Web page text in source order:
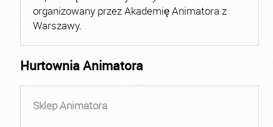
organizowany przez Akademię Animatora z
Warszawy.
Hurtownia Animatora
Sklep Animatora